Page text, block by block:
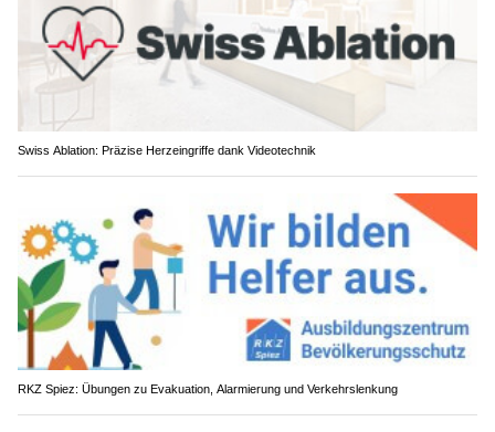
Swiss Ablation: Präzise Herzeingriffe dank Videotechnik
RKZ Spiez: Übungen zu Evakuation, Alarmierung und Verkehrslenkung